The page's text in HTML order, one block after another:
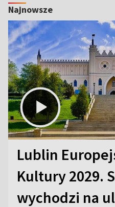
Najnowsze
Lublin
Kultury 2029.
wychodzi na